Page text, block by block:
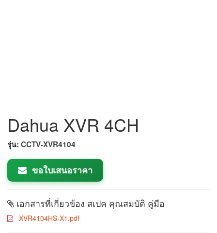
Dahua XVR 4CH
รุ่น: CCTV-XVR4104
ขอใบเสนอราคา
เอกสารที่เกี่ยวข้อง สเปค คุณสมบัติ คู่มือ
XVR4104HS-X1.pdf